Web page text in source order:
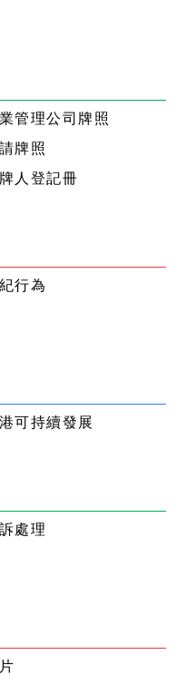
管理公司牌照
牌照
人登記冊
行為
可持續發展
處理